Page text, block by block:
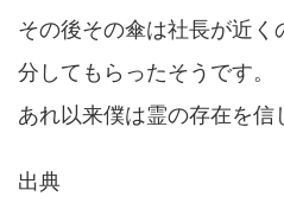
その後その傘は社長が近
分してもらったそうです。
あれ以来僕は霊の存在を信
出典